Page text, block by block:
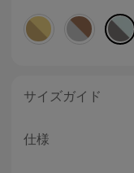
サイズガイド
仕様